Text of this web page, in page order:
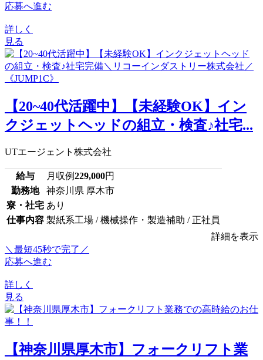
応募へ進む
詳しく
見る
【20~40代活躍中】【未経験OK】イン
クジェットヘッドの組立・検査♪社宅...
UTエージェント株式会社
給与 月収例229,000円
勤務地
神奈川県 厚木市
寮・社宅 あり
仕事内容 製紙系工場 / 機械操作・製造補助 / 正社員
詳細を表示
＼最短45秒で完了／
応募へ進む
詳しく
見る
【神奈川県厚木市】フォークリフト業